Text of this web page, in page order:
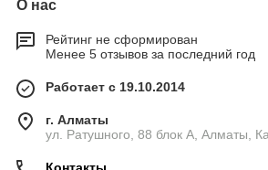
О нас
Рейтинг не сформирован
Менее 5 отзывов за последний год
Работает с 19.10.2014
г. Алматы
ул. Ратушного, 88 блок A, Алматы,